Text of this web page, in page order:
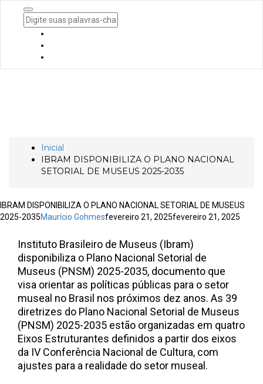
Inicial
IBRAM DISPONIBILIZA O PLANO NACIONAL
SETORIAL DE MUSEUS 2025-2035
IBRAM DISPONIBILIZA O PLANO NACIONAL SETORIAL DE MUSEUS
2025-2035Maurício Gohmesfevereiro 21, 2025fevereiro 21, 2025
Instituto Brasileiro de Museus (Ibram)
disponibiliza o Plano Nacional Setorial de
Museus (PNSM) 2025-2035, documento que
visa orientar as políticas públicas para o setor
museal no Brasil nos próximos dez anos. As 39
diretrizes do Plano Nacional Setorial de Museus
(PNSM) 2025-2035 estão organizadas em quatro
Eixos Estruturantes definidos a partir dos eixos
da IV Conferência Nacional de Cultura, com
ajustes para a realidade do setor museal.